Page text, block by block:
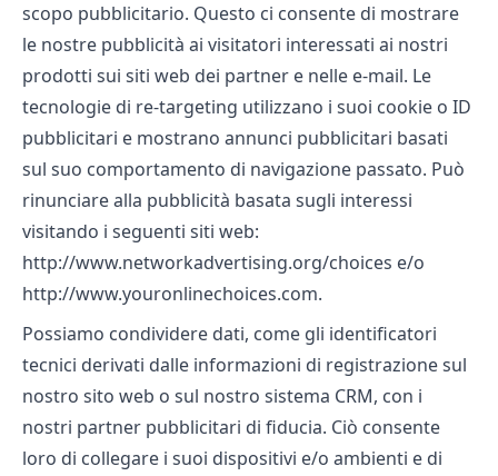
scopo pubblicitario. Questo ci consente di mostrare
le nostre pubblicità ai visitatori interessati ai nostri
prodotti sui siti web dei partner e nelle e-mail. Le
tecnologie di re-targeting utilizzano i suoi cookie o ID
pubblicitari e mostrano annunci pubblicitari basati
sul suo comportamento di navigazione passato. Può
rinunciare alla pubblicità basata sugli interessi
visitando i seguenti siti web:
http://www.networkadvertising.org/choices e/o
http://www.youronlinechoices.com.
Possiamo condividere dati, come gli identificatori
tecnici derivati dalle informazioni di registrazione sul
nostro sito web o sul nostro sistema CRM, con i
nostri partner pubblicitari di fiducia. Ciò consente
loro di collegare i suoi dispositivi e/o ambienti e di